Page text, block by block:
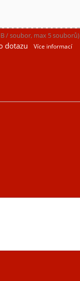
/ soubor, max 5 souborů)
dotazu Více informací